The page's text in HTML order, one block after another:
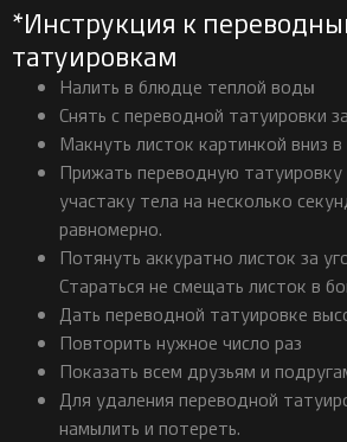
*Инструкция к
татуировкам
Налить в блюдце теплой воды
Снять с переводной татуировки
Макнуть листок картинкой вниз
Прижать переводную
участаку тела на несколько
равномерно.
Потянуть аккуратно листок за
Стараться не смещать листок в
Дать переводной татуировке
Повторить нужное число раз
Показать всем друзьям и
Для удаления переводной
намылить и потереть.